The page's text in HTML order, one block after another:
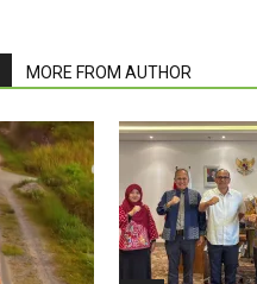
MORE FROM AUTHOR